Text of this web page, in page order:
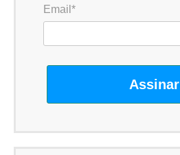
Email*
Assinar